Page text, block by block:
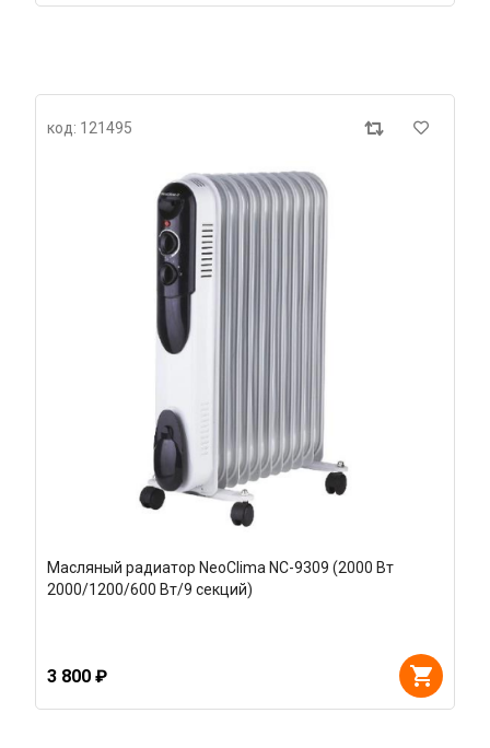
код: 121495
Масляный радиатор NeoClima NC-9309 (2000 Вт
2000/1200/600 Вт/9 секций)
3 800 ₽